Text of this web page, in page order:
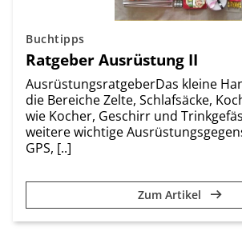
Buchtipps
Ratgeber Ausrüstung II
AusrüstungsratgeberDas kleine
die Bereiche Zelte, Schlafsäcke,
wie Kocher, Geschirr und
weitere wichtige
GPS, [..]
Zum Artikel